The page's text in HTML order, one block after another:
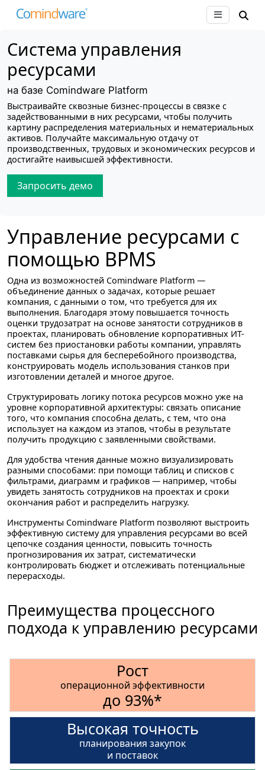
Система управления
ресурсами
на базе Comindware Platform
Выстраивайте сквозные бизнес-процессы в связке с
задействованными в них ресурсами, чтобы получить
картину распределения материальных и нематериальных
активов. Получайте максимальную отдачу от
производственных, трудовых и экономических ресурсов и
достигайте наивысшей эффективности.
Запросить демо
Управление ресурсами с
помощью BPMS
Одна из возможностей Comindware Platform —
объединение данных о задачах, которые решает
компания, с данными о том, что требуется для их
выполнения. Благодаря этому повышается точность
оценки трудозатрат на основе занятости сотрудников в
проектах, планировать обновление корпоративных ИТ-
систем без приостановки работы компании, управлять
поставками сырья для бесперебойного производства,
конструировать модель использования станков при
изготовлении деталей и многое другое.
Структурировать логику потока ресурсов можно уже на
уровне корпоративной архитектуры: связать описание
того, что компания способна делать, с тем, что она
использует на каждом из этапов, чтобы в результате
получить продукцию с заявленными свойствами.
Для удобства чтения данные можно визуализировать
разными способами: при помощи таблиц и списков с
фильтрами, диаграмм и графиков — например, чтобы
увидеть занятость сотрудников на проектах и сроки
окончания работ и распределить нагрузку.
Инструменты Comindware Platform позволяют выстроить
эффективную систему для управления ресурсами во всей
цепочке создания ценности, повысить точность
прогнозирования их затрат, систематически
контролировать бюджет и отслеживать потенциальные
перерасходы.
Преимущества процессного
подхода к управлению ресурсами
Рост
операционной эффективности
до 93%*
Высокая точность
планирования закупок
и поставок